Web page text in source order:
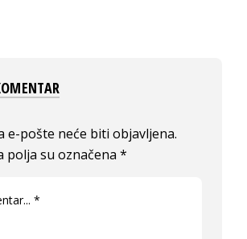
e-pošte neće biti objavljena.
polja su označena*